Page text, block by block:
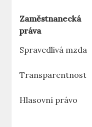
Zaměstnanecká
práva
Spravedlivá mzda
Transparentnost
Hlasovní právo